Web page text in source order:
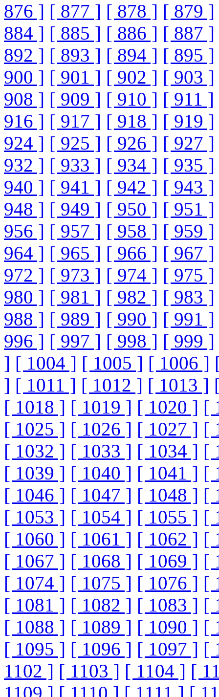
876 ] [ 877 ] [ 878 ] [ 879 ]
884 ] [ 885 ] [ 886 ] [ 887 ]
892 ] [ 893 ] [ 894 ] [ 895 ]
900 ] [ 901 ] [ 902 ] [ 903 ]
908 ] [ 909 ] [ 910 ] [ 911 ]
916 ] [ 917 ] [ 918 ] [ 919 ]
924 ] [ 925 ] [ 926 ] [ 927 ]
932 ] [ 933 ] [ 934 ] [ 935 ]
940 ] [ 941 ] [ 942 ] [ 943 ]
948 ] [ 949 ] [ 950 ] [ 951 ]
956 ] [ 957 ] [ 958 ] [ 959 ]
964 ] [ 965 ] [ 966 ] [ 967 ]
972 ] [ 973 ] [ 974 ] [ 975 ]
980 ] [ 981 ] [ 982 ] [ 983 ]
988 ] [ 989 ] [ 990 ] [ 991 ]
996 ] [ 997 ] [ 998 ] [ 999 ]
] [ 1004 ] [ 1005 ] [ 1006 ]
] [ 1011 ] [ 1012 ] [ 1013 ]
[ 1018 ] [ 1019 ] [ 1020 ] [
[ 1025 ] [ 1026 ] [ 1027 ] [
[ 1032 ] [ 1033 ] [ 1034 ] [
[ 1039 ] [ 1040 ] [ 1041 ] [
[ 1046 ] [ 1047 ] [ 1048 ] [
[ 1053 ] [ 1054 ] [ 1055 ] [
[ 1060 ] [ 1061 ] [ 1062 ] [
[ 1067 ] [ 1068 ] [ 1069 ] [
[ 1074 ] [ 1075 ] [ 1076 ] [
[ 1081 ] [ 1082 ] [ 1083 ] [
[ 1088 ] [ 1089 ] [ 1090 ] [
[ 1095 ] [ 1096 ] [ 1097 ] [
1102 ] [ 1103 ] [ 1104 ] [